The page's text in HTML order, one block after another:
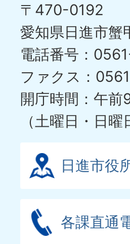
〒470-0192
愛知県日進市
電話番号：
ファクス：
開庁時間：午
（土曜日・日
日進市役
各課直通